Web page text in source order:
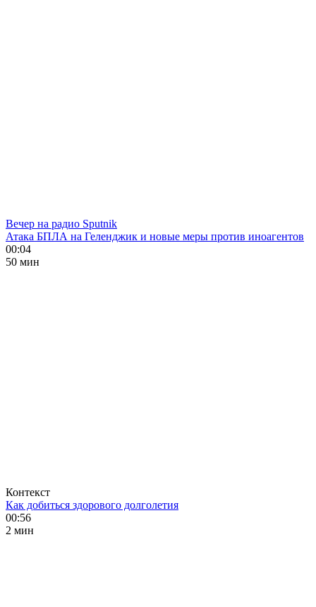
Вечер на радио Sputnik
Атака БПЛА на Геленджик и новые меры против иноагентов
00:04
50 мин
Контекст
Как добиться здорового долголетия
00:56
2 мин